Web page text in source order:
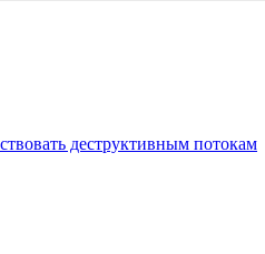
деструктивным потокам